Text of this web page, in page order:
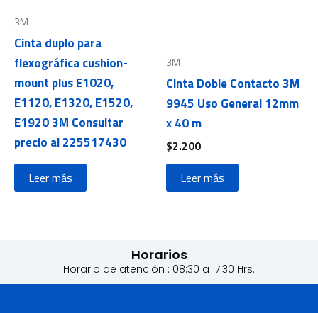
3M
Cinta duplo para
flexográfica cushion-
mount plus E1020,
E1120, E1320, E1520,
E1920 3M Consultar
precio al 225517430
Leer más
3M
Cinta Doble Contacto 3M
9945 Uso General 12mm
x 40 m
$2.200
Leer más
Horarios
Horario de atención : 08:30 a 17:30 Hrs.